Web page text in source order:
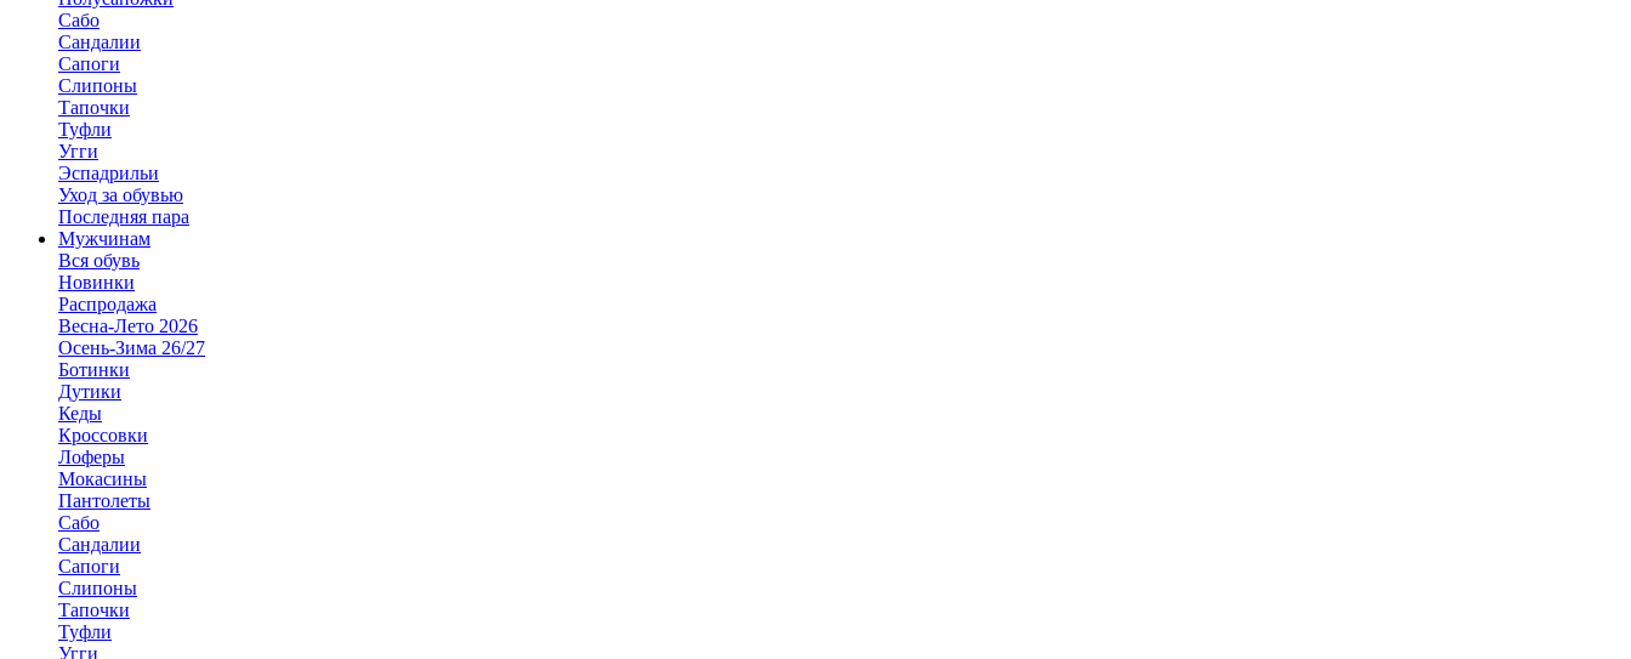
Сабо
Сандалии
Сапоги
Слипоны
Тапочки
Туфли
Угги
Эспадрильи
Уход за обувью
Последняя пара
Мужчинам
Вся обувь
Новинки
Распродажа
Весна-Лето 2026
Осень-Зима 26/27
Ботинки
Дутики
Кеды
Кроссовки
Лоферы
Мокасины
Пантолеты
Сабо
Сандалии
Сапоги
Слипоны
Тапочки
Туфли
Угги